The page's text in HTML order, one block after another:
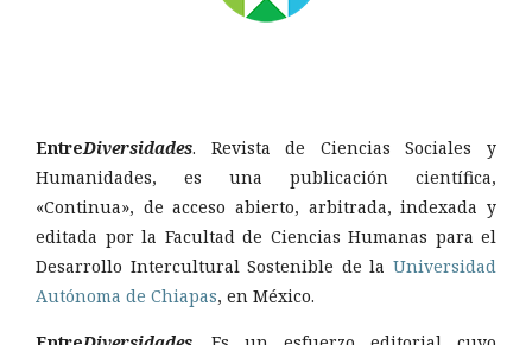
EntreDiversidades. Revista de Ciencias Sociales y
Humanidades, es una publicación científica,
«Continua», de acceso abierto, arbitrada, indexada y
editada por la Facultad de Ciencias Humanas para el
Desarrollo Intercultural Sostenible de la Universidad
Autónoma de Chiapas, en México.